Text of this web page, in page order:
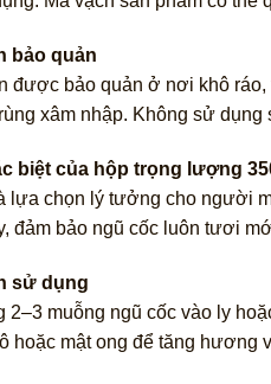
bảo quản
được bảo quản ở nơi khô
xâm nhập. Không sử
biệt của hộp trọng lượng
lựa chọn lý tưởng cho người
đảm bảo ngũ cốc luôn tươi
sử dụng
2–3 muỗng ngũ cốc vào ly
hoặc mật ong để tăng hương